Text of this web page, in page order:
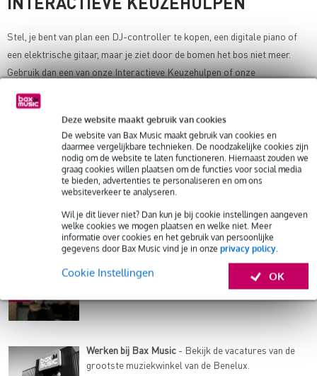
Deze website maakt gebruik van cookies
De website van Bax Music maakt gebruik van cookies en
daarmee vergelijkbare technieken. De noodzakelijke cookies zijn
nodig om de website te laten functioneren. Hiernaast zouden we
graag cookies willen plaatsen om de functies voor social media
te bieden, advertenties te personaliseren en om ons
websiteverkeer te analyseren.
Wil je dit liever niet? Dan kun je bij cookie instellingen aangeven
welke cookies we mogen plaatsen en welke niet. Meer
informatie over cookies en het gebruik van persoonlijke
gegevens door Bax Music vind je in onze privacy policy.
OK
Cookie Instellingen
Stel, je bent van plan een DJ-controller te kopen, een digitale piano of
een elektrische gitaar, maar je ziet door de bomen het bos niet meer.
Gebruik dan een van onzeInteractieve Keuzehulpen of onze
artikel dat het beste past bij jouw smaak, niveau en situatie.
WIJ ZOEKEN JOU!
Muzikale gastbloggers gezocht
Video-reviewers gezocht
- Je kans om als muziek-
Werken bij Bax Music - Bekijk de vacatures van de
grootste muziekwinkel van de Benelux.